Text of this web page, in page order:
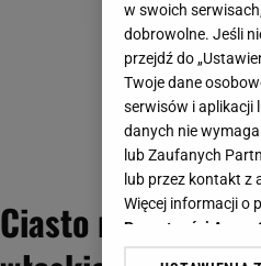
Ciasto na pizzę
w swoich
dobrowolne. Jeśli
przejdź do
Twoje dane
serwisów i aplikacji
danych nie
lub Zaufanych
lub przez kontakt z
Więcej informacji o
Prywatności Agora